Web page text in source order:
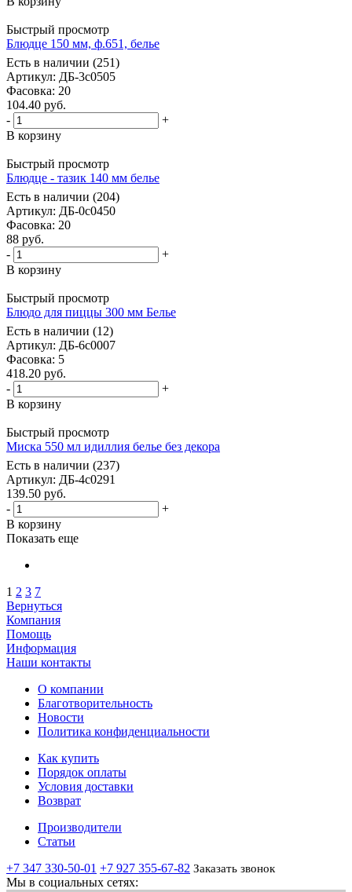
Быстрый просмотр
Блюдце 150 мм, ф.651, белье
Есть в наличии (251)
Артикул: ДБ-3с0505
Фасовка: 20
104.40 руб.
-
+
В корзину
Быстрый просмотр
Блюдце - тазик 140 мм белье
Есть в наличии (204)
Артикул: ДБ-0с0450
Фасовка: 20
88 руб.
-
+
В корзину
Быстрый просмотр
Блюдо для пиццы 300 мм Белье
Есть в наличии (12)
Артикул: ДБ-6с0007
Фасовка: 5
418.20 руб.
-
+
В корзину
Быстрый просмотр
Миска 550 мл идиллия белье без декора
Есть в наличии (237)
Артикул: ДБ-4с0291
139.50 руб.
-
+
В корзину
Показать еще
1 2 3 7
Вернуться
Компания
Помощь
Информация
Наши контакты
О компании
Благотворительность
Новости
Политика конфиденциальности
Как купить
Порядок оплаты
Условия доставки
Возврат
Производители
Статьи
+7 347 330-50-01 +7 927 355-67-82 Заказать звонок
Мы в социальных сетях: